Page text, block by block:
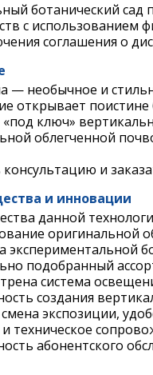
ботанический сад
с использованием
соглашения о
— необычное и
открывает
ключ»
облегченной
консультацию и
и инновации
данной
оригинальной
экспериментальной
подобранный
система
создания
экспозиции,
техническое
абонентского